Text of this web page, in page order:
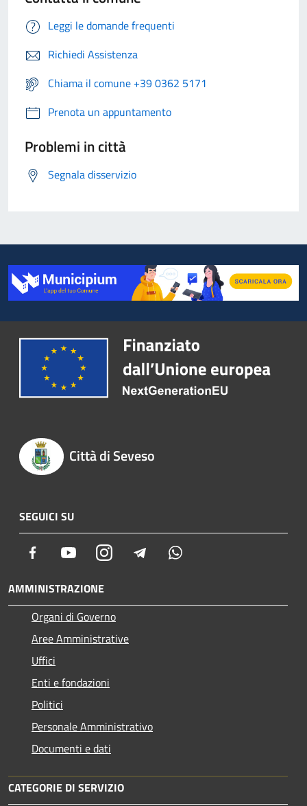
Leggi le domande frequenti
Richiedi Assistenza
Chiama il comune +39 0362 5171
Prenota un appuntamento
Problemi in città
Segnala disservizio
Città di Seveso
SEGUICI SU
Facebook YoutubeInstagram Telegram
AMMINISTRAZIONE
Organi di Governo
Aree Amministrative
Uffici
Enti e fondazioni
Politici
Personale Amministrativo
Documenti e dati
CATEGORIE DI SERVIZIO